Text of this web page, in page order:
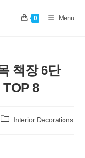
0 Menu
책장 6단
8
Post Interior Decorations